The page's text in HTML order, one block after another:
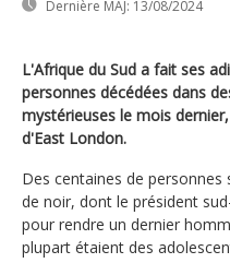
Dernière MAJ: 13/08/2024
L'Afrique du Sud a fait ses
personnes décédées dans
mystérieuses le mois
d'East London.
Des centaines de
de noir, dont le président
pour rendre un dernier
plupart étaient des